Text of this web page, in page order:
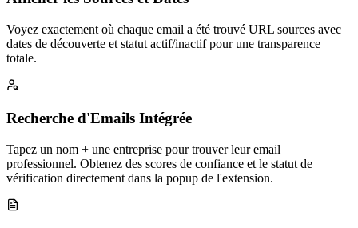
Voyez exactement où chaque email a été trouvé URL sources avec
dates de découverte et statut actif/inactif pour une transparence
totale.
Recherche d'Emails Intégrée
Tapez un nom + une entreprise pour trouver leur email
professionnel. Obtenez des scores de confiance et le statut de
vérification directement dans la popup de l'extension.